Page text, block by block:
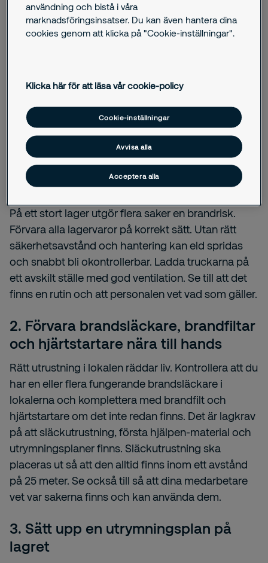
1. Ha rutiner kring brandsäkerheten
På ett stort lager utgör flera saker en brandrisk.
Förvara alla lagervaror på korrekt sätt. Utan rätt
säkerhetsavstånd och hantering kan eld spridas
och snabbt bli okontrollerbar. Ladda truckarna på
ett avskilt ställe med god ventilation. Se till att det
finns en rutin och att personalen vet vad som gäller.
2. Förvara brandsläckare, brandfiltar
och hjärtstartare nära till hands
Rätt utrustning i lokalen räddar liv. Kontrollera att du
har en eller flera fungerande brandsläckare i
lokalerna och komplettera med brandfilt och
hjärtstartare om det inte redan finns. Det är lagkrav
på att släckutrustning, första hjälpen-material och
utrymningsplaner finns. Släckutrustning ska
placeras ut så att den alltid finns inom ett avstånd
på 25 meter. Se också till så att dina medarbetare
vet var sakerna finns och kan använda dem.
3. Sätt upp en utrymningsplan på
lagret
Jag samtycker till att Securitas skickar
erbjudanden, nyheter och annan relevant
information till mig via e-post.
Jag är inte en robot
Submit
användning och bistå i våra
marknadsföringsinsatser. Du kan även hantera dina
cookies genom att klicka på "Cookie-inställningar".
Klicka här för att läsa vår cookie-policy
Cookie-inställningar
Avvisa alla
Acceptera alla